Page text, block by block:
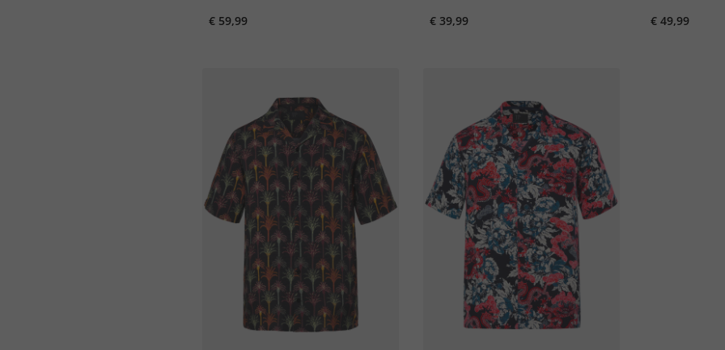
€ 59,99
€ 39,99
€ 49,99